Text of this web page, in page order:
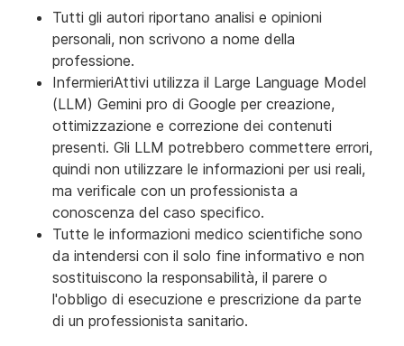
Tutti gli autori riportano analisi e opinioni
personali, non scrivono a nome della
professione.
InfermieriAttivi utilizza il Large Language Model
(LLM) Gemini pro di Google per creazione,
ottimizzazione e correzione dei contenuti
presenti. Gli LLM potrebbero commettere errori,
quindi non utilizzare le informazioni per usi reali,
ma verificale con un professionista a
conoscenza del caso specifico.
Tutte le informazioni medico scientifiche sono
da intendersi con il solo fine informativo e non
sostituiscono la responsabilità, il parere o
l'obbligo di esecuzione e prescrizione da parte
di un professionista sanitario.